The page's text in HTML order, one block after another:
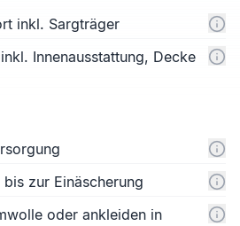
inkl. Sargträger
Innenausstattung, Decke
zur Einäscherung
oder ankleiden in